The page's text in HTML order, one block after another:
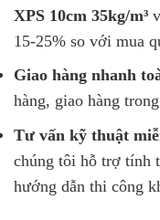
XPS 10cm 35kg/m³
15-25% so với mua
Giao hàng nhanh
hàng, giao hàng
Tư vấn kỹ thuật
chúng tôi hỗ trợ tính
hướng dẫn thi công